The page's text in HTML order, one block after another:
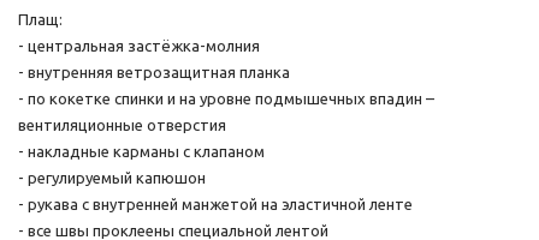
Плащ:
- центральная застёжка-молния
- внутренняя ветрозащитная планка
- по кокетке спинки и на уровне подмышечных впадин –
вентиляционные отверстия
- накладные карманы с клапаном
- регулируемый капюшон
- рукава с внутренней манжетой на эластичной ленте
- все швы проклеены специальной лентой